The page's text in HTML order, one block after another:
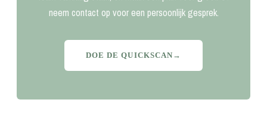
neem contact op voor een persoonlijk gesprek.
DOE DE QUICKSCAN →